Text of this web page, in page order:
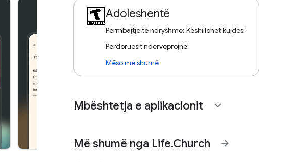
Adoleshentë
Përmbajtje të ndryshme: Këshillohet kujdesi
Përdoruesit ndërveprojnë
Mëso më shumë
Mbështetja e aplikacionit expand_more
Më shumë nga Life.Church arrow_forward